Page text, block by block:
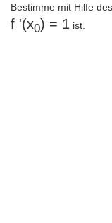
Bestimme mit Hilfe
f '(x0) = 1 ist.